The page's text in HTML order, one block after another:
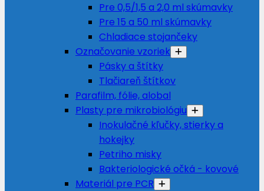
Pre 0,5/1,5 a 2,0 ml skúmavky
Pre 15 a 50 ml skúmavky
Chladiace stojančeky
Označovanie vzoriek
Pásky a štítky
Tlačiareň štítkov
Parafilm, fólie, alobal
Plasty pre mikrobiológiu
Inokulačné kľučky, stierky a
hokejky
Petriho misky
Bakteriologické očká - kovové
Materiál pre PCR